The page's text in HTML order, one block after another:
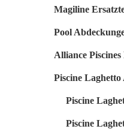
Magiline
Pool
Alliance
Piscine Laghetto
Piscine
Piscine